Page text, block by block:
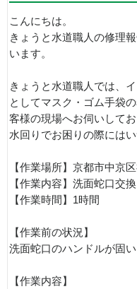
こんにちは。
きょうと水道職人の修理
います。
きょうと水道職人では、
としてマスク・ゴム手袋
客様の現場へお伺いしてお
水回りでお困りの際には
【作業場所】京都市中京
【作業内容】洗面蛇口交換
【作業時間】1時間
【作業前の状況】
洗面蛇口のハンドルが固
【作業内容】